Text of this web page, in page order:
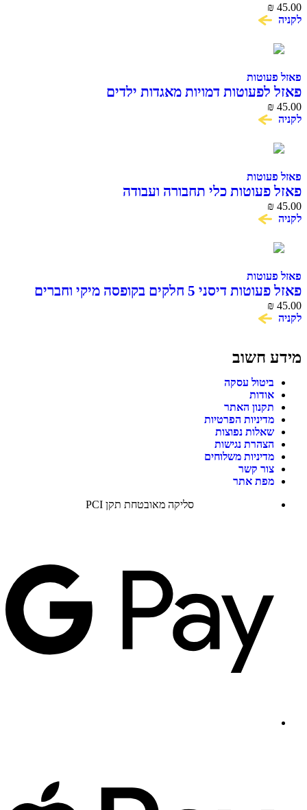
₪ 45.00
לקניה
פאזל פעוטות
פאזל לפעוטות דמויות מאגדות ילדים
₪ 45.00
לקניה
פאזל פעוטות
פאזל פעוטות כלי תחבורה ועבודה
₪ 45.00
לקניה
פאזל פעוטות
פאזל פעוטות דיסני 5 חלקים בקופסה מיקי וחברים
₪ 45.00
לקניה
מידע חשוב
ביטול עסקה
אודות
תקנון האתר
מדיניות הפרטיות
שאלות נפוצות
הצהרת נגישות
מדיניות משלוחים
צור קשר
מפת אתר
סליקה מאובטחת תקן PCI